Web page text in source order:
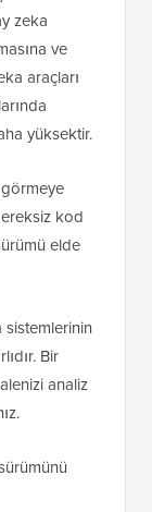
zeka
ve
araçları
yüksektir.
kod
elde
Bir
analiz